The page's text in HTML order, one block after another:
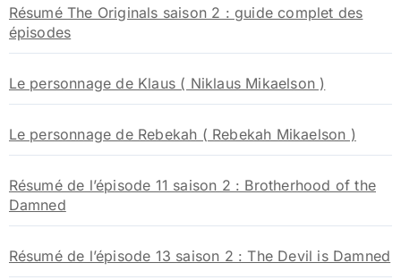
Résumé The Originals saison 2 : guide complet des
épisodes
Le personnage de Klaus ( Niklaus Mikaelson )
Le personnage de Rebekah ( Rebekah Mikaelson )
Résumé de l’épisode 11 saison 2 : Brotherhood of the
Damned
Résumé de l’épisode 13 saison 2 : The Devil is Damned